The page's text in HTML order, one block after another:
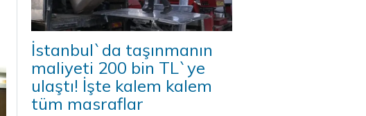
İstanbul`da taşınmanın
maliyeti 200 bin TL`ye
ulaştı! İşte kalem kalem
tüm masraflar